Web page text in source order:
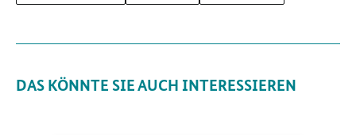
DAS KÖNNTE SIE AUCH INTERESSIEREN